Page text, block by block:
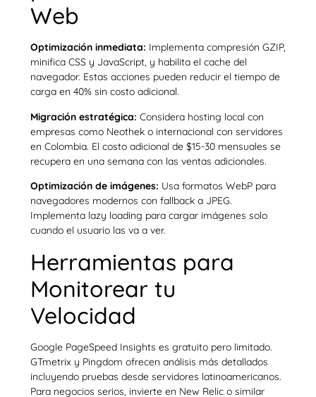
Web
Optimización inmediata: Implementa compresión GZIP,
minifica CSS y JavaScript, y habilita el cache del
navegador. Estas acciones pueden reducir el tiempo de
carga en 40% sin costo adicional.
Migración estratégica: Considera hosting local con
empresas como Neothek o internacional con servidores
en Colombia. El costo adicional de $15-30 mensuales se
recupera en una semana con las ventas adicionales.
Optimización de imágenes: Usa formatos WebP para
navegadores modernos con fallback a JPEG.
Implementa lazy loading para cargar imágenes solo
cuando el usuario las va a ver.
Herramientas para
Monitorear tu
Velocidad
Google PageSpeed Insights es gratuito pero limitado.
GTmetrix y Pingdom ofrecen análisis más detallados
incluyendo pruebas desde servidores latinoamericanos.
Para negocios serios, invierte en New Relic o similar